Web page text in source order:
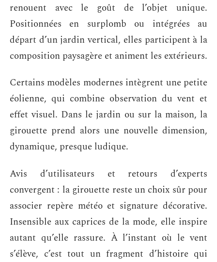
renouent avec le goût de l’objet unique.
Positionnées en surplomb ou intégrées au
départ d’un jardin vertical, elles participent à la
composition paysagère et animent les extérieurs.
Certains modèles modernes intègrent une petite
éolienne, qui combine observation du vent et
effet visuel. Dans le jardin ou sur la maison, la
girouette prend alors une nouvelle dimension,
dynamique, presque ludique.
Avis d’utilisateurs et retours d’experts
convergent : la girouette reste un choix sûr pour
associer repère météo et signature décorative.
Insensible aux caprices de la mode, elle inspire
autant qu’elle rassure. À l’instant où le vent
s’élève, c’est tout un fragment d’histoire qui